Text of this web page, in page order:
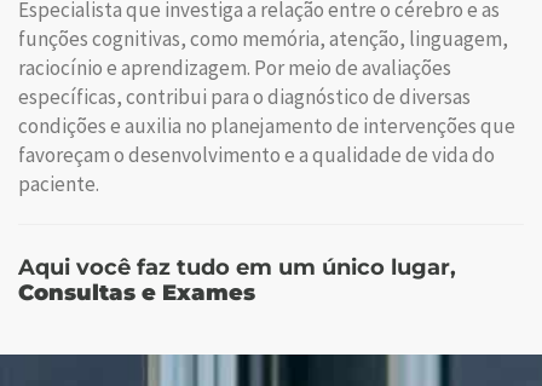
Especialista que investiga a relação entre o cérebro e as
funções cognitivas, como memória, atenção, linguagem,
raciocínio e aprendizagem. Por meio de avaliações
específicas, contribui para o diagnóstico de diversas
condições e auxilia no planejamento de intervenções que
favoreçam o desenvolvimento e a qualidade de vida do
paciente.
Aqui você faz tudo em um único lugar,
Consultas e Exames